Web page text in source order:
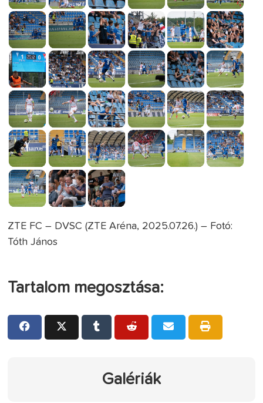
ZTE FC – DVSC (ZTE Aréna, 2025.07.26.) – Fotó:
Tóth János
Tartalom megosztása:
Galériák